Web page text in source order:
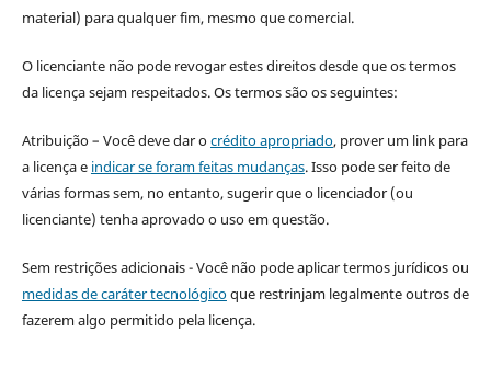
material) para qualquer fim, mesmo que comercial.
O licenciante não pode revogar estes direitos desde que os termos
da licença sejam respeitados. Os termos são os seguintes:
Atribuição – Você deve dar ocrédito apropriado, prover um link para
a licença e indicar se foram feitas mudanças. Isso pode ser feito de
várias formas sem, no entanto, sugerir que o licenciador (ou
licenciante) tenha aprovado o uso em questão.
Sem restrições adicionais - Você não pode aplicar termos jurídicos ou
medidas de caráter tecnológicoque restrinjam legalmente outros de
fazerem algo permitido pela licença.